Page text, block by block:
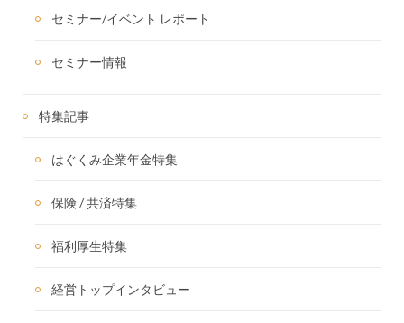
セミナー/イベント レポート
セミナー情報
特集記事
はぐくみ企業年金特集
保険 / 共済特集
福利厚生特集
経営トップインタビュー